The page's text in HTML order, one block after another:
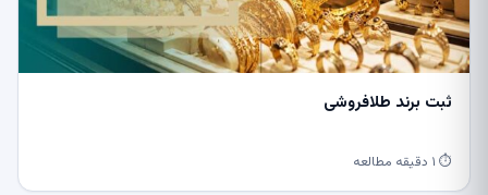
ثبت برند طلافروشی
⏱ ۱ دقیقه مطالعه